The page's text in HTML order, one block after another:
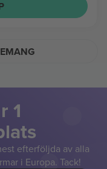
1
efterföljda av alla
i Europa. Tack!